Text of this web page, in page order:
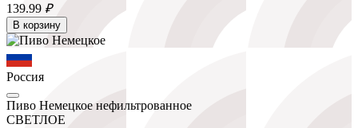
139.99 ₽
В корзину
Россия
Пиво Немецкое нефильтрованное
СВЕТЛОЕ